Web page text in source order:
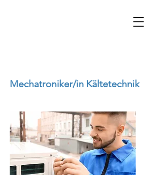
Mechatroniker/in Kältetechnik